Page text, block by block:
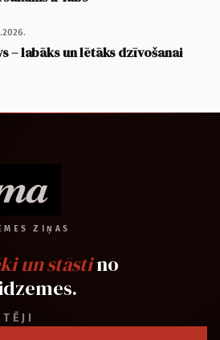
– labāks un lētāks dzīvošanai
ZIŅAS
un stāstino